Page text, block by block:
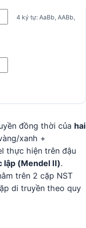
4 ký tự: AaBb, AABb,
đồng thời của hai
xanh +
thực hiện trên đậu
lập (Mendel II).
trên 2 cặp NST
di truyền theo quy